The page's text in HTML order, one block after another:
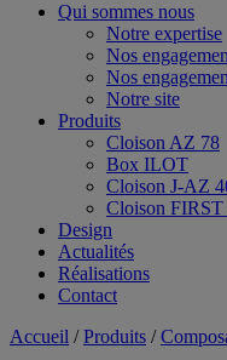
Qui sommes nous
Notre expertise
Nos
Nos
Notre site
Produits
Cloison AZ 78
Box ILOT
Cloison J-AZ
Cloison FIRST
Design
Actualités
Réalisations
Contact
Accueil /Produits /